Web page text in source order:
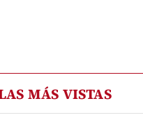
MÁS VISTAS